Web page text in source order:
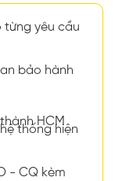
từng yêu cầu
bảo hành
HCM
thống hiện
- CQ kèm